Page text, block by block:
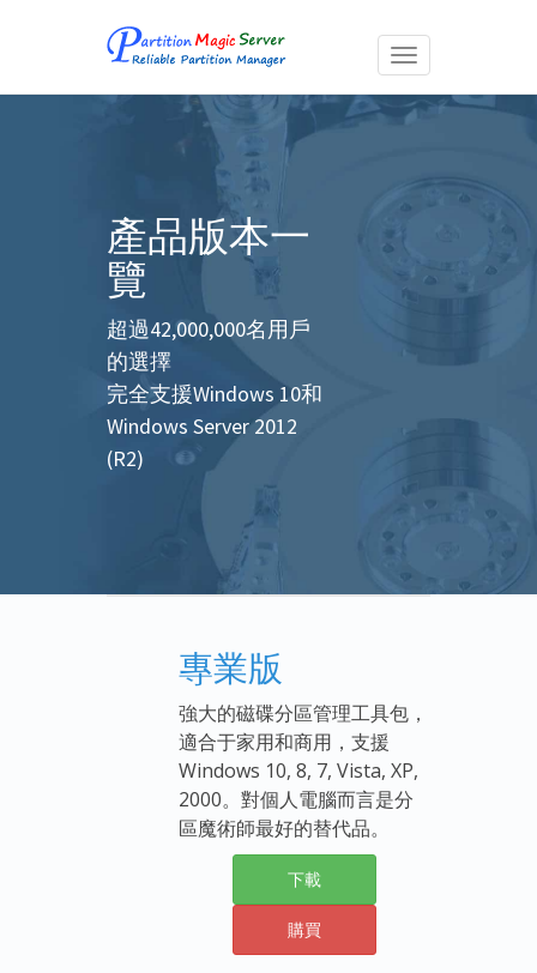
Toggle
產品版本一
覽
超過42,000,000名用戶
的選擇
完全支援Windows 10和
Windows Server 2012
(R2)
專業版
強大的磁碟分區管理工具包，
適合于家用和商用，支援
Windows 10, 8, 7, Vista, XP,
2000。對個人電腦而言是分
區魔術師最好的替代品。
下載
購買